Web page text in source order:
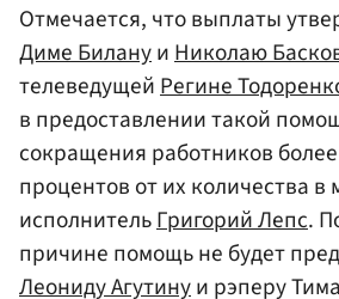
Отмечается, что выплаты
Диме Билануи Николаю
телеведущей Регине
в предоставлении такой
сокращения работников
процентов от их количества в
исполнительГригорий Лепс.
причине помощь не будет
Леониду Агутинуи рэперу